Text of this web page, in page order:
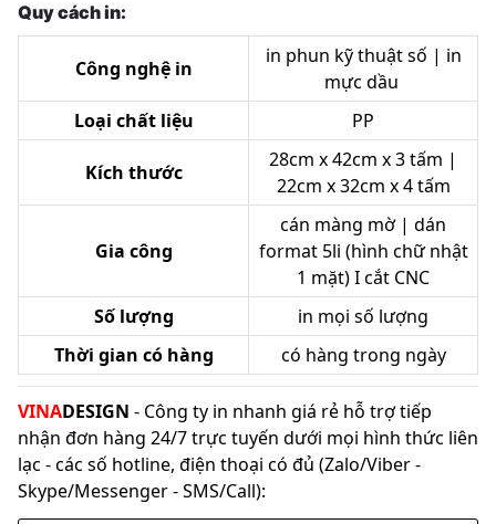
Quy cách in:
Công nghệ in
in phun kỹ thuật số | in
mực dầu
Loại chất liệu
PP
Kích thước
28cm x 42cm x 3 tấm |
22cm x 32cm x 4 tấm
Gia công
cán màng mờ | dán
format 5li (hình chữ nhật
1 mặt) I cắt CNC
Số lượng
in mọi số lượng
Thời gian có hàng
có hàng trong ngày
VINADESIGN - Công ty in nhanh giá rẻ hỗ trợ tiếp
nhận đơn hàng 24/7 trực tuyến dưới mọi hình thức liên
lạc - các số hotline, điện thoại có đủ (Zalo/Viber -
Skype/Messenger - SMS/Call):